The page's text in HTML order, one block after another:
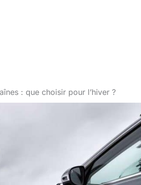
: que choisir pour l’hiver ?